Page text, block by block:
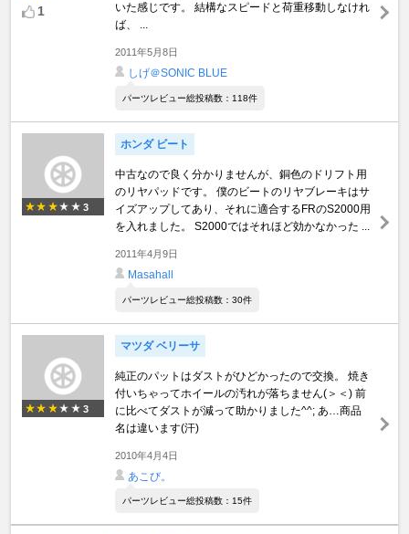
1
いた感じです。 結構なスピードと荷重移動しなけれ
ば、 ...
2011年5月8日
しげ＠SONIC BLUE
パーツレビュー総投稿数：118件
3
ホンダ ビート
中古なので良く分かりませんが、銅色のドリフト用
のリヤパッドです。 僕のビートのリヤブレーキはサ
イズアップしてあり、それに適合するFRのS2000用
を入れました。 S2000ではそれほど効かなかった ...
2011年4月9日
Masahall
パーツレビュー総投稿数：30件
3
マツダ ベリーサ
純正のパットはダストがひどかったので交換。 焼き
付いちゃってホイールの汚れが落ちません(＞＜) 前
に比べてダストが減って助かりました^^; あ…商品
名は違います(汗)
2010年4月4日
あこび。
パーツレビュー総投稿数：15件